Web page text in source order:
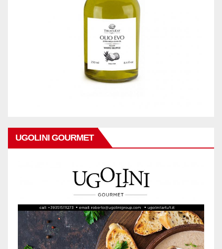
UGOLINI GOURMET